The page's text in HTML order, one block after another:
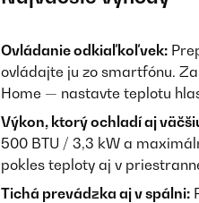
Ovládanie odkiaľkoľvek:
ovládajte ju zo smartfónu.
Home — nastavte teplotu
Výkon, ktorý ochladí aj
500 BTU / 3,3 kW a
pokles teploty aj v
Tichá prevádzka aj v spálni: